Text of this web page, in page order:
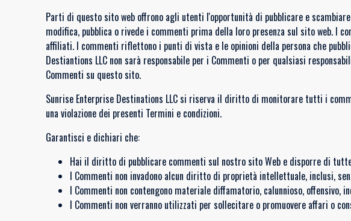
Parti di questo sito web offrono agli utenti l'opportunità di pubblicare e
modifica, pubblica o rivede i commenti prima della loro presenza sul sito web. I
affiliati. I commenti riflettono i punti di vista e le opinioni della persona che
Destiantions LLC non sarà responsabile per i Commenti o per qualsiasi
Commenti su questo sito.
Sunrise Enterprise Destinations LLC si riserva il diritto di monitorare tutti i
una violazione dei presenti Termini e condizioni.
Garantisci e dichiari che:
Hai il diritto di pubblicare commenti sul nostro sito Web e disporre di
I Commenti non invadono alcun diritto di proprietà intellettuale, inclusi,
I Commenti non contengono materiale diffamatorio, calunnioso,
I Commenti non verranno utilizzati per sollecitare o promuovere affari o